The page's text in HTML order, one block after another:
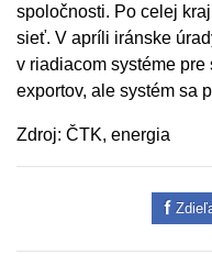
spoločnosti. Po celej
sieť. V apríli iránske
v riadiacom systéme
exportov, ale systém sa
Zdroj: ČTK, energia